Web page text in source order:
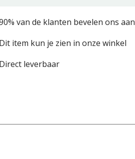
van de klanten bevelen ons aan
Dit item kun je zien in onze winkel
Direct leverbaar